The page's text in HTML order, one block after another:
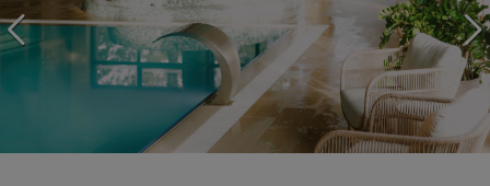
Līdz brīnišķīgai atpūtai atlikuši tikai daži soļi
PĒRKU